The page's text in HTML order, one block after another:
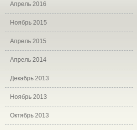
Апрель 2016
Ноябрь 2015
Апрель 2015
Апрель 2014
Декабрь 2013
Ноябрь 2013
Октябрь 2013